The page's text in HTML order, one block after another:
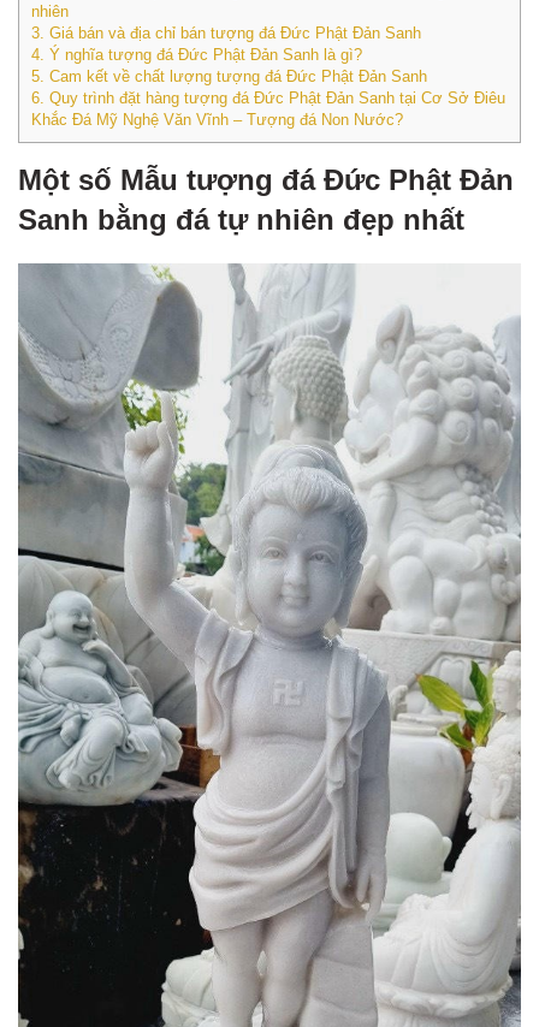
nhiên
3. Giá bán và địa chỉ bán tượng đá Đức Phật Đản Sanh
4. Ý nghĩa tượng đá Đức Phật Đản Sanh là gì?
5. Cam kết về chất lượng tượng đá Đức Phật Đản Sanh
6. Quy trình đặt hàng tượng đá Đức Phật Đản Sanh tại Cơ Sở Điêu
Khắc Đá Mỹ Nghệ Văn Vĩnh – Tượng đá Non Nước?
Một số Mẫu tượng đá Đức Phật Đản
Sanh bằng đá tự nhiên đẹp nhất